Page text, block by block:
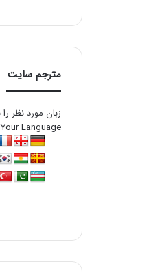
مترجم سایت
Your Language :